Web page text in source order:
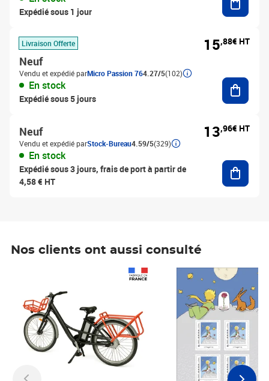
Expédié sous 1 jour
Livraison Offerte
Neuf
Vendu et expédié parMicro Passion 764.27/5(102)
En stock
Expédié sous 5 jours
15,88€ HT
Neuf
Vendu et expédié parStock-Bureau4.59/5(329)
En stock
Expédié sous 3 jours, frais de port à partir de
4,58 € HT
13,96€ HT
Nos clients ont aussi consulté
Prix 6,25€ HT